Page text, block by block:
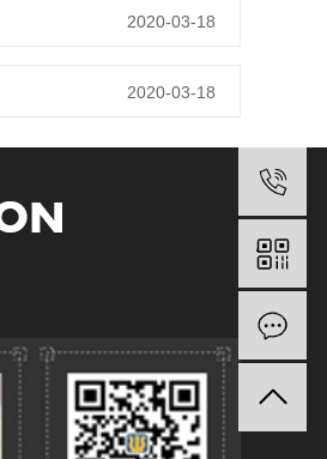
2020-03-18
2020-03-18